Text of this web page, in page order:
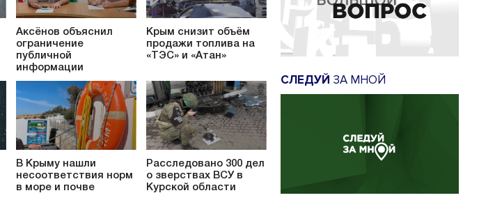
Аксёнов объяснил
ограничение
публичной
информации
Крым снизит объём
продажи топлива на
«ТЭС» и «Атан»
В Крыму нашли
несоответствия норм
в море и почве
Расследовано 300 дел
о зверствах ВСУ в
Курской области
СЛЕДУЙ ЗА МНОЙ